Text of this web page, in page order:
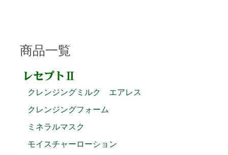
商品一覧
クレンジングミルク エアレス
クレンジングフォーム
ミネラルマスク
モイスチャーローション